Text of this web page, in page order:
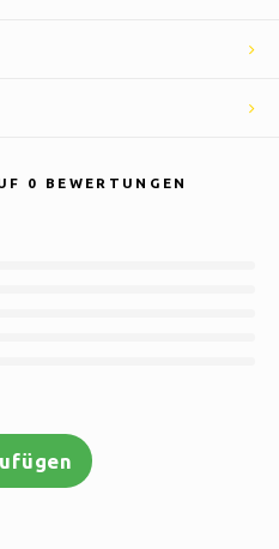
0 BEWERTUNGEN